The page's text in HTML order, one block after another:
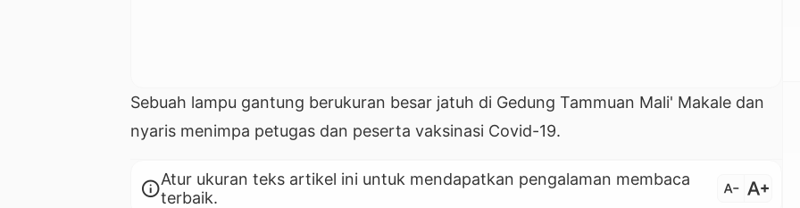
Sebuah lampu gantung berukuran besar jatuh di Gedung Tammuan Mali' Makale dan
nyaris menimpa petugas dan peserta vaksinasi Covid-19.
infoAtur ukuran teks artikel ini untuk mendapatkan pengalaman membaca
terbaik.
text_decrease text_increase